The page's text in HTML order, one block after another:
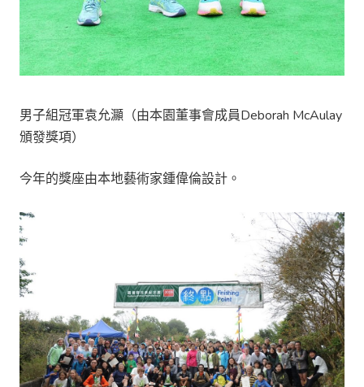
男子組冠軍袁允灦（由本園董事會成員Deborah McAulay
頒發獎項）
今年的獎座由本地藝術家鍾偉倫設計。